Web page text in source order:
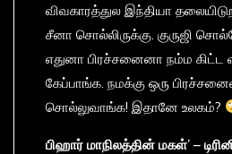
விவகாரத்துல இந்தியா
சீனா சொல்லிருக்கு. குருஜி
எதுனா பிரச்சனைனா நம்ம
கேப்பாங்க. நமக்கு ஒரு
சொல்லுவாங்க! இதானே உலகம்?
பிஹார் மாநிலத்தின் மகள்’ –